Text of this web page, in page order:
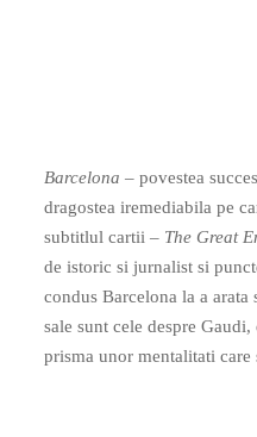
Barcelona – povestea
dragostea iremediabila pe
subtitlul cartii – The Great
de istoric si jurnalist si
condus Barcelona la a arata
sale sunt cele despre
prisma unor mentalitati